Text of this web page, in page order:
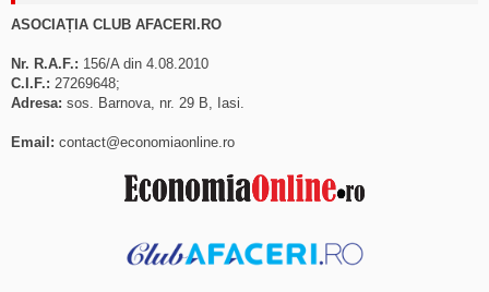
ASOCIAȚIA CLUB AFACERI.RO
Nr. R.A.F.: 156/A din 4.08.2010
C.I.F.: 27269648;
Adresa: sos. Barnova, nr. 29 B, Iasi.
Email: contact@economiaonline.ro